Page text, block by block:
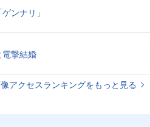
ンナリ」
撃結婚
アクセスランキングをもっと見る